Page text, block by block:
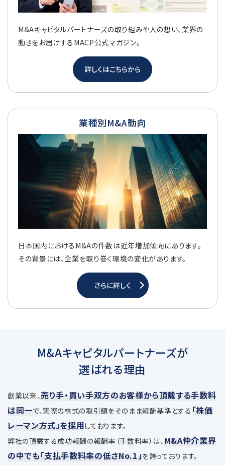
M&Aキャピタルパートナーズの取り組みや人の想い、業界の
動きをお届けするMACP公式マガジン。
詳しくはこちらから
業種別M&A動向
日本国内におけるM&Aの件数は近年増加傾向にあります。
その背景には、企業を取り巻く環境の変化があります。
さらに詳しく
M&Aキャピタルパートナーズが
選ばれる理由
創業以来、 売り手・買い手双方のお客様から頂戴する手数料
は同一で、実際の株式の取引額をそのまま報酬基準とする 「株価
レーマン方式」を採用しております。
弊社の頂戴する成功報酬の報酬率（手数料率）は、 M&A仲介業界
の中でも「支払手数料率の低さNo.1」を誇っております。